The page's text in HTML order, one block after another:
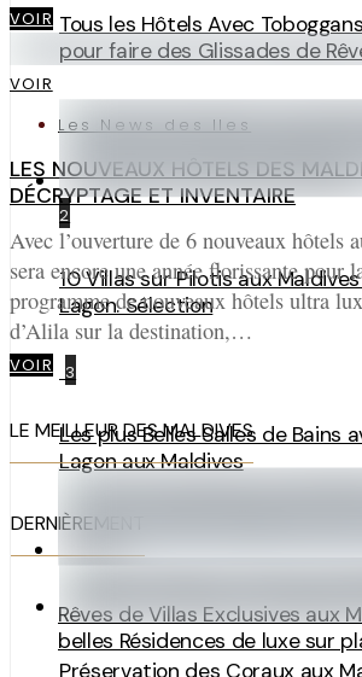
Tous les Hôtels Avec
pour faire des Glissades de
2
10 Villas sur Pilotis aux
Lagon. Sélection
3
Les plus Belles Salles de Bains
Lagon aux Maldives
DERNIÈREMENT
Préservation des Coraux aux
VOIR
VOIR
Les News des Iles
LES NOUVEAUX HÔTELS DES
DÉCRYPTAGE ET INVENTAIRE
Avec l’ouverture de 6 nouveaux hôtels
sera encore une année florissante pour
programme de nouveaux hôtels ultra
d’Alila sur la destination,…
VOIR
LE MEILLEUR DES MALDIVES
Rêves de Villas Exclusives aux
belles Résidences de luxe sur